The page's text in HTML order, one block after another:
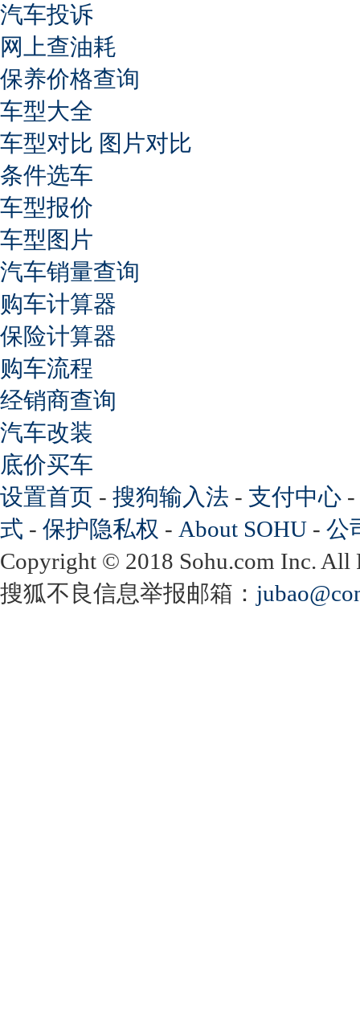
汽车投诉
网上查油耗
保养价格查询
车型大全
车型对比 图片对比
条件选车
车型报价
车型图片
汽车销量查询
购车计算器
保险计算器
购车流程
经销商查询
汽车改装
底价买车
设置首页 - 搜狗输入法 - 支付中心 -
式 - 保护隐私权 - About SOHU - 公
Copyright © 2018 Sohu.com Inc.
搜狐不良信息举报邮箱：